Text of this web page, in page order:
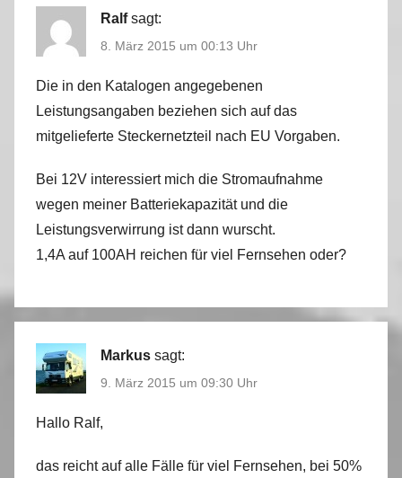
Ralf sagt:
8. März 2015 um 00:13 Uhr
Die in den Katalogen angegebenen
Leistungsangaben beziehen sich auf das
mitgelieferte Steckernetzteil nach EU Vorgaben.
Bei 12V interessiert mich die Stromaufnahme
wegen meiner Batteriekapazität und die
Leistungsverwirrung ist dann wurscht.
1,4A auf 100AH reichen für viel Fernsehen oder?
Markus sagt:
9. März 2015 um 09:30 Uhr
Hallo Ralf,
das reicht auf alle Fälle für viel Fernsehen, bei 50%